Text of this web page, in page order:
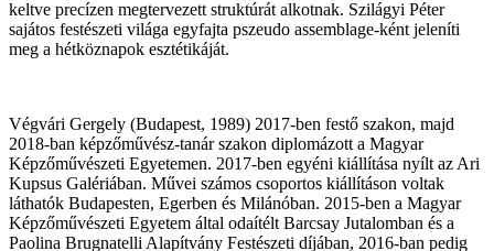
keltve precízen megtervezett struktúrát alkotnak. Szilágyi Péter
sajátos festészeti világa egyfajta pszeudo assemblage-ként jeleníti
meg a hétköznapok esztétikáját.
Végvári Gergely (Budapest, 1989) 2017-ben festő szakon, majd
2018-ban képzőművész-tanár szakon diplomázott a Magyar
Képzőművészeti Egyetemen. 2017-ben egyéni kiállítása nyílt az Ari
Kupsus Galériában. Művei számos csoportos kiállításon voltak
láthatók Budapesten, Egerben és Milánóban. 2015-ben a Magyar
Képzőművészeti Egyetem által odaítélt Barcsay Jutalomban és a
Paolina Brugnatelli Alapítvány Festészeti díjában, 2016-ban pedig